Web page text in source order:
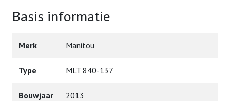
Basis informatie
Merk Manitou
Type MLT 840-137
Bouwjaar 2013